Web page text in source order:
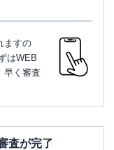
ますの
はWEB
早く審査
査が完了